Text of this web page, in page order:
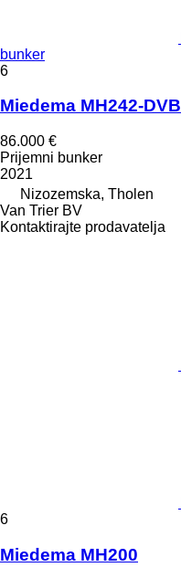
bunker
6
Miedema MH242-DVB
86.000 €
Prijemni bunker
2021
Nizozemska, Tholen
Van Trier BV
Kontaktirajte prodavatelja
6
Miedema MH200